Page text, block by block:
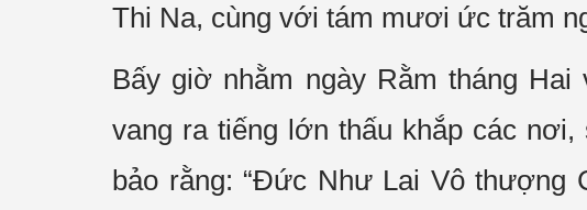
Thi Na, cùng với tám mươi ức trăm
Bấy giờ nhằm ngày Rằm tháng
vang ra tiếng lớn thấu khắp các
bảo rằng: “Đức Như Lai Vô thượng